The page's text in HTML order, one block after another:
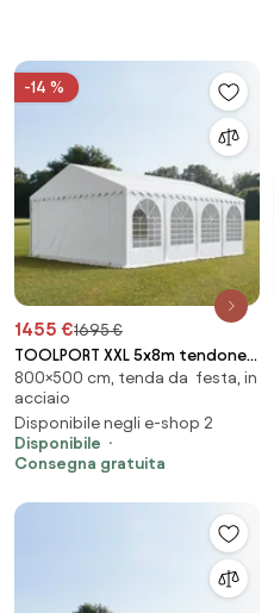
-14 %
1455 €1695 €
TOOLPORT XXL 5x8m tendone
per feste, PVC 1400, telaio
perimetrale, bianco - (8525BL)
800×500 cm, tenda da festa, in
acciaio
Disponibile negli e-shop 2
Disponibile
Consegna gratuita